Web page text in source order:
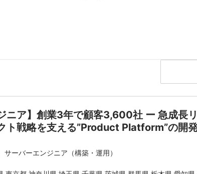
ニア】創業3年で顧客3,600社 ー 急成長
ト戦略を支える”Product Platform”の開
ックス
ーバーエンジニア（構築・運用）